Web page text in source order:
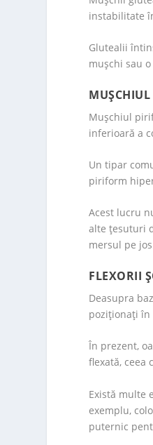
instabilitate
Glutealii
mușchi sau
Mușchiul
inferioară a
Un tipar
piriform
Acest lucru
alte țesuturi
mersul pe
FLEXORII
Deasupra
poziţionaţi în
În prezent,
flexată, ceea
Există multe
exemplu,
puternic